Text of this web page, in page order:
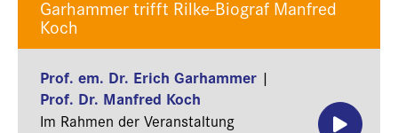
Garhammer trifft Rilke-Biograf Manfred
Koch
Prof. em. Dr. Erich Garhammer |
Prof. Dr. Manfred Koch
Im Rahmen der Veranstaltung